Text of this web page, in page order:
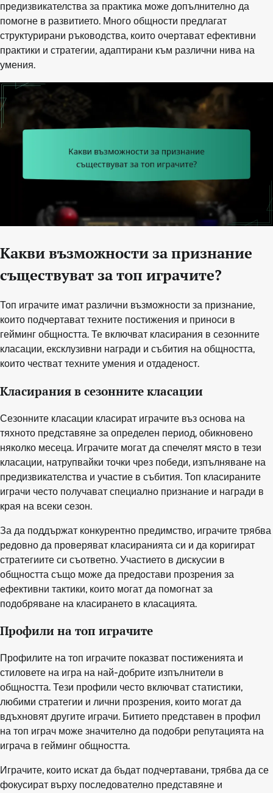
предизвикателства за практика може допълнително да
помогне в развитието. Много общности предлагат
структурирани ръководства, които очертават ефективни
практики и стратегии, адаптирани към различни нива на
умения.
Какви възможности за признание
съществуват за топ играчите?
Топ играчите имат различни възможности за признание,
които подчертават техните постижения и приноси в
гейминг общността. Те включват класирания в сезонните
класации, ексклузивни награди и събития на общността,
които честват техните умения и отдаденост.
Класирания в сезонните класации
Сезонните класации класират играчите въз основа на
тяхното представяне за определен период, обикновено
няколко месеца. Играчите могат да спечелят място в тези
класации, натрупвайки точки чрез победи, изпълняване на
предизвикателства и участие в събития. Топ класираните
играчи често получават специално признание и награди в
края на всеки сезон.
За да поддържат конкурентно предимство, играчите трябва
редовно да проверяват класиранията си и да коригират
стратегиите си съответно. Участието в дискусии в
общността също може да предостави прозрения за
ефективни тактики, които могат да помогнат за
подобряване на класирането в класацията.
Профили на топ играчите
Профилите на топ играчите показват постиженията и
стиловете на игра на най-добрите изпълнители в
общността. Тези профили често включват статистики,
любими стратегии и лични прозрения, които могат да
вдъхновят другите играчи. Битието представен в профил
на топ играч може значително да подобри репутацията на
играча в гейминг общността.
Играчите, които искат да бъдат подчертавани, трябва да се
фокусират върху последователно представяне и